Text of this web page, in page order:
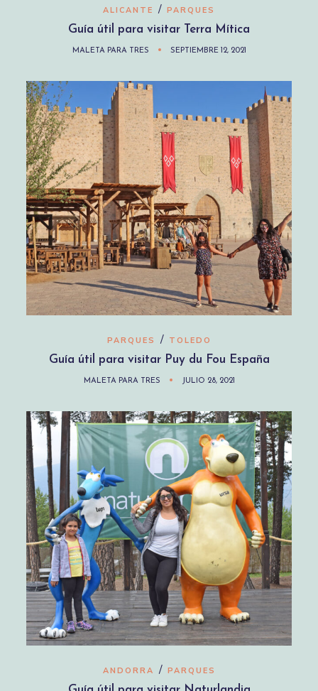
ALICANTE / PARQUES
Guía útil para visitar Terra Mítica
MALETA PARA TRES SEPTIEMBRE 12, 2021
PARQUES / TOLEDO
Guía útil para visitar Puy du Fou España
MALETA PARA TRES JULIO 28, 2021
ANDORRA / PARQUES